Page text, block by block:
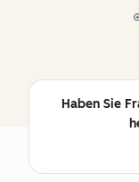
Haben Sie